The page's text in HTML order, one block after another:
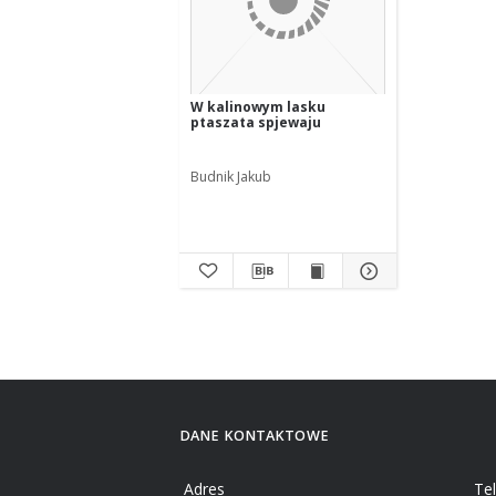
W kalinowym lasku
ptaszata spjewaju
Budnik Jakub
DANE KONTAKTOWE
Adres